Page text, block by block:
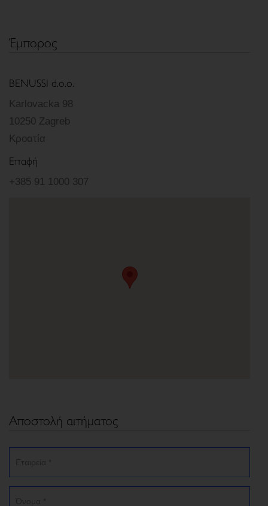
Έμπορος
BENUSSI d.o.o.
Karlovacka 98
10250 Zagreb
Κροατία
Επαφή
+385 91 1000 307
Αποστολή αιτήματος